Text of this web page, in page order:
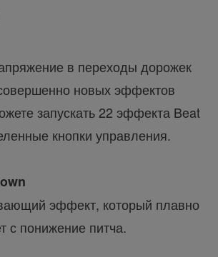
в переходы дорожек
новых эффектов
запускать 22 эффекта Beat
кнопки управления.
эффект, который плавно
с понижение питча.